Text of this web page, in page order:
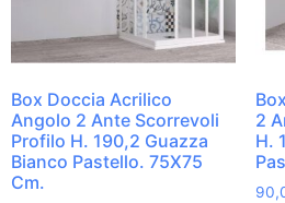
Box Doccia Acrilico
Angolo 2 Ante Scorrevoli
Profilo H. 190,2 Guazza
Bianco Pastello. 75X75
Cm.
2
H.